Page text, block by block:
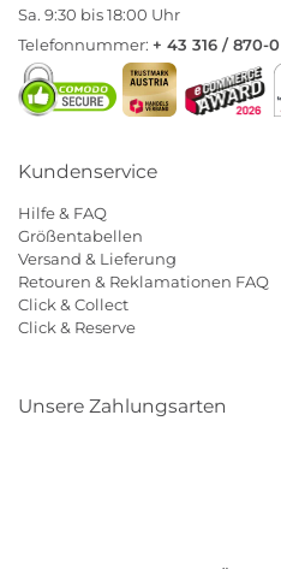
Sa. 9:30 bis 18:00 Uhr
Telefonnummer: + 43 316 / 870-0
Kundenservice
Hilfe & FAQ
Größentabellen
Versand & Lieferung
Retouren & Reklamationen FAQ
Click & Collect
Click & Reserve
Unsere Zahlungsarten